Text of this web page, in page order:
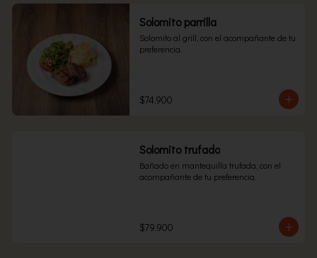
Solomito parrilla
Solomito al grill, con el acompañante de tu
preferencia.
$74.900
Solomito trufado
Bañado en mantequilla trufada, con el
acompañante de tu preferencia.
$79.900